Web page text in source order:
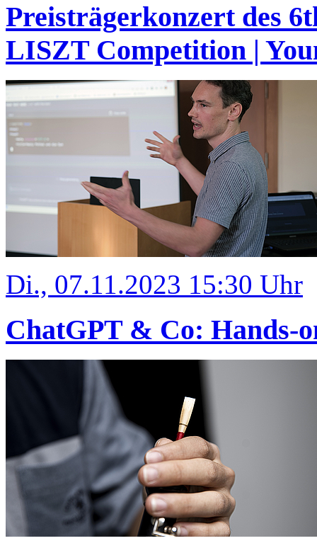
Preisträgerkonzert des
LISZT Competition |
Di., 07.11.2023 15:30 Uhr
ChatGPT & Co: Hands-